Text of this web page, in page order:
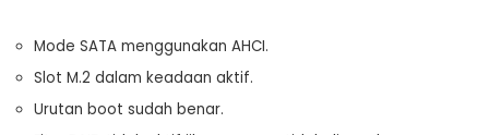
Mode SATA menggunakan AHCI.
Slot M.2 dalam keadaan aktif.
Urutan boot sudah benar.